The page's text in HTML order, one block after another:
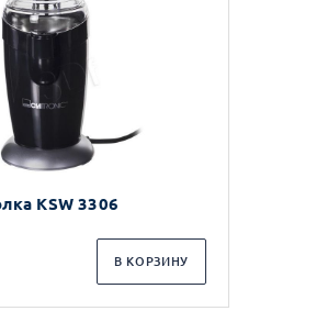
KSW 3306
В КОРЗИНУ